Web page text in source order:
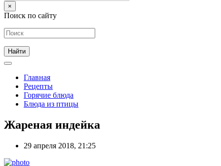
×
Поиск по сайту
Главная
Рецепты
Горячие блюда
Блюда из птицы
Жареная индейка
29 апреля 2018, 21:25